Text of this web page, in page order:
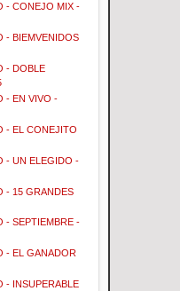
- CONEJO MIX -
- BIEMVENIDOS
- DOBLE
- EN VIVO -
- EL CONEJITO
- UN ELEGIDO -
- 15 GRANDES
- SEPTIEMBRE -
- EL GANADOR
- INSUPERABLE